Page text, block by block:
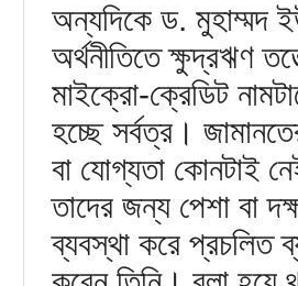
অন্যদিকে ড.
অর্থনীতিতে ক্ষুদ্রঋণ
মাইক্রো-ক্রেডিট
হচ্ছে সর্বত্র।
বা যোগ্যতা কোনটাই
তাদের জন্য পেশা বা
ব্যবস্থা করে প্রচলিত